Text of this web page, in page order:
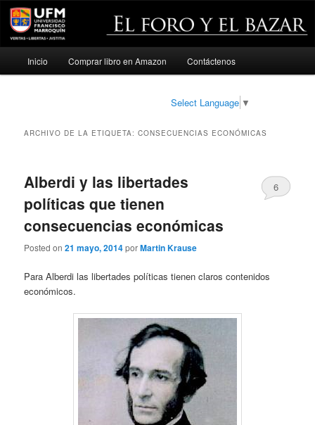
Ir
Ir
Inicio Comprar libro en Amazon Contáctenos
Select Language ▼
ARCHIVO DE LA ETIQUETA:CONSECUENCIAS ECONÓMICAS
Alberdi y las libertades
políticas que tienen
consecuencias económicas
Posted on21 mayo, 2014porMartin Krause
6
Para Alberdi las libertades políticas tienen claros contenidos
económicos.